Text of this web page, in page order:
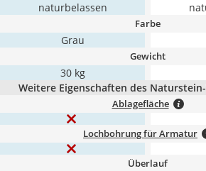
naturbelassen
Farbe
Grau
Gewicht
30 kg
Weitere Eigenschaften des
Ablagefläche
Lochbohrung für Armatur
Überlauf